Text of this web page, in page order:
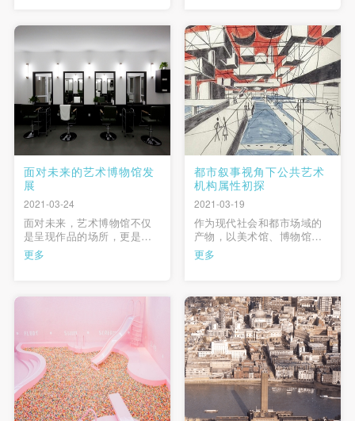
的产生迫使公共空间发生了
转移，美术馆亦不能仅仅作
为一个简单的容器而存在。
空间不再受限于实体，美术
馆该如何更 …
面对未来的艺术博物馆发
展
2021-03-24
​面对未来，艺术博物馆不仅
是呈现作品的场所，更是新
的文化价值生成的场域。美
术馆/艺术博物馆作为人们认
何在跨学科、跨边界的联系
中延续传统、把握边界、引
领创新；如何在传统与创造
之间做 …
更多
都市叙事视角下公共艺术
机构属性初探
2021-03-19
作为现代社会和都市场域的
产物，以美术馆、博物馆为
代表的公共艺术机构自诞生
之日起就是现代都市叙事的
共艺术机构作为“公地”的社会
属性也日益凸显。本文从都
市叙事的角度，对这一现象
进行分析，并在此基础上对
当下公 …
更多